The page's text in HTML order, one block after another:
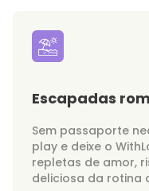
Escapadas
Sem passaporte
play e deixe o
repletas de amor,
deliciosa da rotina